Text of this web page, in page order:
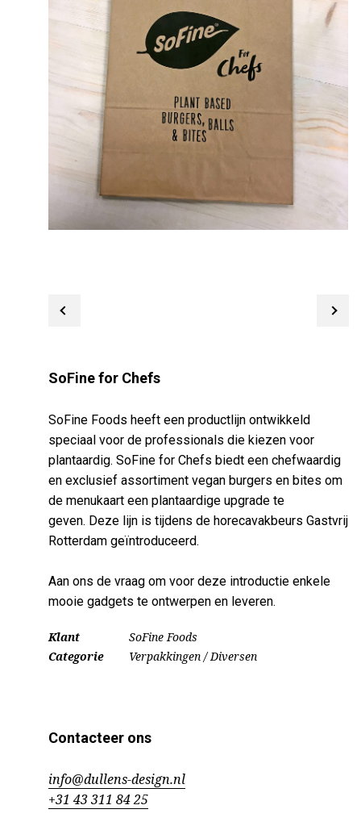
SoFine for Chefs
SoFine Foods heeft een productlijn ontwikkeld
speciaal voor de professionals die kiezen voor
plantaardig. SoFine for Chefs biedt een chefwaardig
en exclusief assortiment vegan burgers en bites om
de menukaart een plantaardige upgrade te
geven. Deze lijn is tijdens de horecavakbeurs Gastvrij
Rotterdam geïntroduceerd.
Aan ons de vraag om voor deze introductie enkele
mooie gadgets te ontwerpen en leveren.
Klant
SoFine Foods
Categorie
Verpakkingen / Diversen
Contacteer ons
info@dullens-design.nl
+31 43 311 84 25